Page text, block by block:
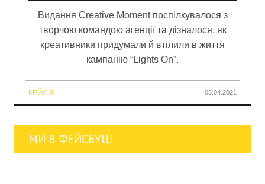
Видання Creative Moment поспілкувалося з
творчою командою агенції та дізналося, як
креативники придумали й втілили в життя
кампанію “Lights On”.
КЕЙСИ 05.04.2021
МИ В ФЕЙСБУЦІ